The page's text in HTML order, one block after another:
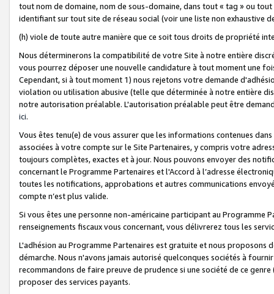
tout nom de domaine, nom de sous-domaine, dans tout « tag » ou
identifiant sur tout site de réseau social (voir une liste non exhaustive
(h) viole de toute autre manière que ce soit tous droits de propriété
Nous déterminerons la compatibilité de votre Site à notre entière
vous pourrez déposer une nouvelle candidature à tout moment une
Cependant, si à tout moment 1) nous rejetons votre demande
violation ou utilisation abusive (telle que déterminée à notre entière
notre autorisation préalable. L'autorisation préalable peut être
ici.
Vous êtes tenu(e) de vous assurer que les informations contenues
associées à votre compte sur le Site Partenaires, y compris votre
toujours complètes, exactes et à jour. Nous pouvons envoyer des
concernant le Programme Partenaires et l'Accord à l’adresse
toutes les notifications, approbations et autres communications
compte n’est plus valide.
Si vous êtes une personne non-américaine participant au
renseignements fiscaux vous concernant, vous délivrerez tous les
L'adhésion au Programme Partenaires est gratuite et nous proposons
démarche. Nous n'avons jamais autorisé quelconques sociétés à
recommandons de faire preuve de prudence si une société de ce
proposer des services payants.